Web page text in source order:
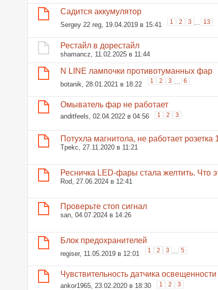
Садится аккумулятор
Sergey 22 reg, 19.04.2019 в 15:41 1 2 3 13
Рестайл в дорестайл
shamancz , 11.02.2025 в 11:44
N LINE лампочки противотуманных фар
botanik , 28.01.2021 в 18:22 1 2 3 ... 6
Омыватель фар не работает
anditfeels , 02.04.2022 в 04:56 1 2 3
Потухла магнитола, не работает
Tpekc , 27.11.2020 в 11:21
Ресничка LED-фары стала желтить. Что
Rod, 27.06.2024 в 12:41
Проверьте стоп сигнал
san, 04.07.2024 в 14:26
Блок предохранителей
regiser, 11.05.2019 в 12:01 1 2 3 5
Чувствительность датчика
ankor1965, 23.02.2020 в 18:30 1 2 3